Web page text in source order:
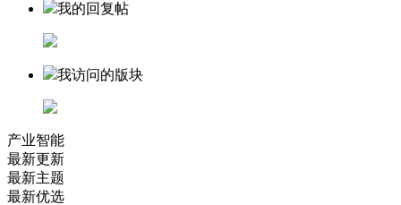
我的回复帖
我访问的版块
产业智能
最新更新
最新主题
最新优选